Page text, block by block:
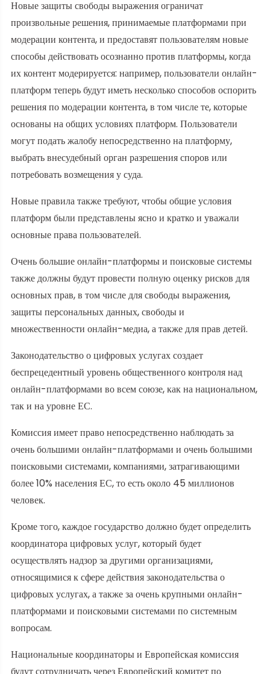
Новые защиты свободы выражения ограничат
произвольные решения, принимаемые платформами при
модерации контента, и предоставят пользователям новые
способы действовать осознанно против платформы, когда
их контент модерируется: например, пользователи онлайн-
платформ теперь будут иметь несколько способов оспорить
решения по модерации контента, в том числе те, которые
основаны на общих условиях платформ. Пользователи
могут подать жалобу непосредственно на платформу,
выбрать внесудебный орган разрешения споров или
потребовать возмещения у суда.
Новые правила также требуют, чтобы общие условия
платформ были представлены ясно и кратко и уважали
основные права пользователей.
Очень большие онлайн-платформы и поисковые системы
также должны будут провести полную оценку рисков для
основных прав, в том числе для свободы выражения,
защиты персональных данных, свободы и
множественности онлайн-медиа, а также для прав детей.
Законодательство о цифровых услугах создает
беспрецедентный уровень общественного контроля над
онлайн-платформами во всем союзе, как на национальном,
так и на уровне ЕС.
Комиссия имеет право непосредственно наблюдать за
очень большими онлайн-платформами и очень большими
поисковыми системами, компаниями, затрагивающими
более 10% населения ЕС, то есть около 45 миллионов
человек.
Кроме того, каждое государство должно будет определить
координатора цифровых услуг, который будет
осуществлять надзор за другими организациями,
относящимися к сфере действия законодательства о
цифровых услугах, а также за очень крупными онлайн-
платформами и поисковыми системами по системным
вопросам.
Национальные координаторы и Европейская комиссия
будут сотрудничать через Европейский комитет по